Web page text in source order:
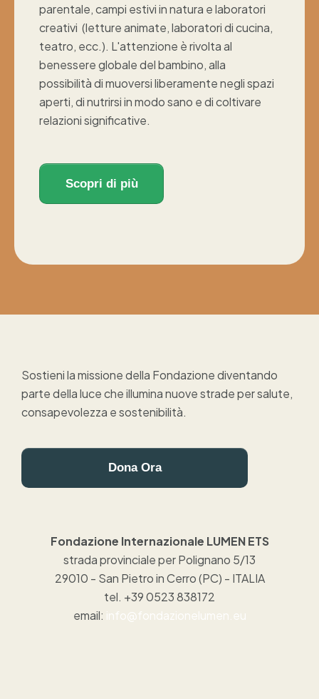
parentale, campi estivi in natura e laboratori
creativi (letture animate, laboratori dicucina,
teatro, ecc.). L'attenzione è rivolta al
benessere globale del bambino, alla
possibilità di muoversi liberamente negli spazi
aperti, di nutrirsi in modo sano e di coltivare
relazioni significative.
Scopri di più
Sostieni la missione della Fondazione diventando
parte della luce che illumina nuove strade per salute,
consapevolezza e sostenibilità.
Dona Ora
Fondazione Internazionale LUMEN ETS
strada provinciale per Polignano 5/13
29010 - San Pietro in Cerro (PC) - ITALIA
tel. +39 0523 838172
email: info@fondazionelumen.eu